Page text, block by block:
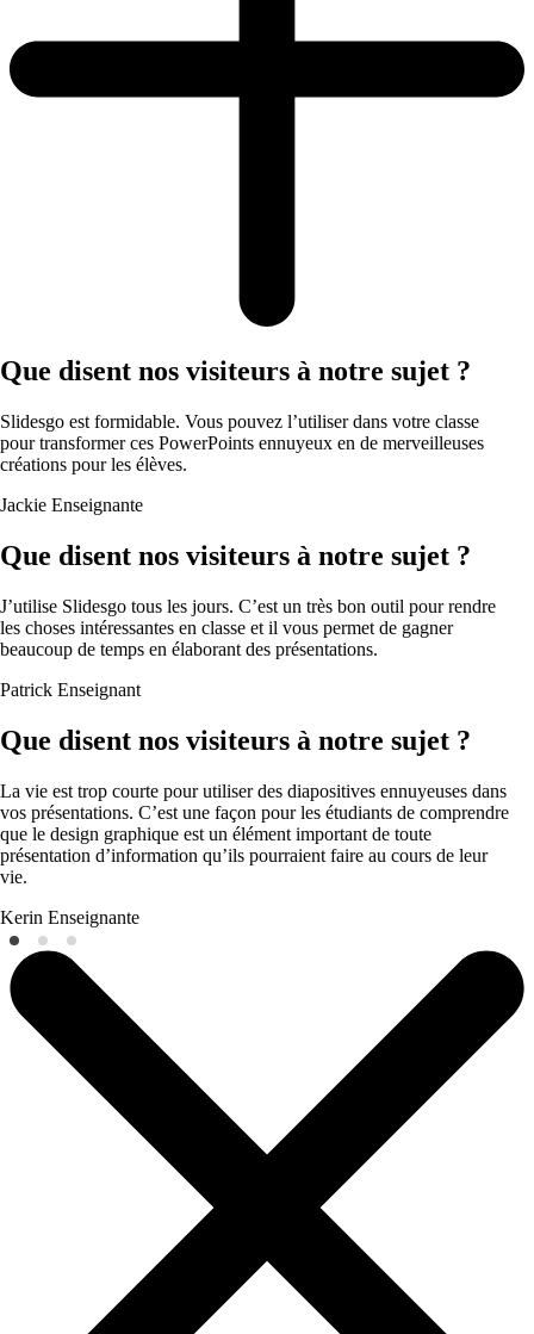
Que disent nos visiteurs à notre sujet ?
Slidesgo est formidable. Vous pouvez l’utiliser dans votre classe
pour transformer ces PowerPoints ennuyeux en de merveilleuses
créations pour les élèves.
Jackie Enseignante
Que disent nos visiteurs à notre sujet ?
J’utilise Slidesgo tous les jours. C’est un très bon outil pour rendre
les choses intéressantes en classe et il vous permet de gagner
beaucoup de temps en élaborant des présentations.
Patrick Enseignant
Que disent nos visiteurs à notre sujet ?
La vie est trop courte pour utiliser des diapositives ennuyeuses dans
vos présentations. C’est une façon pour les étudiants de comprendre
que le design graphique est un élément important de toute
présentation d’information qu’ils pourraient faire au cours de leur
vie.
Kerin Enseignante